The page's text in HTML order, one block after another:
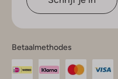
Betaalmethodes